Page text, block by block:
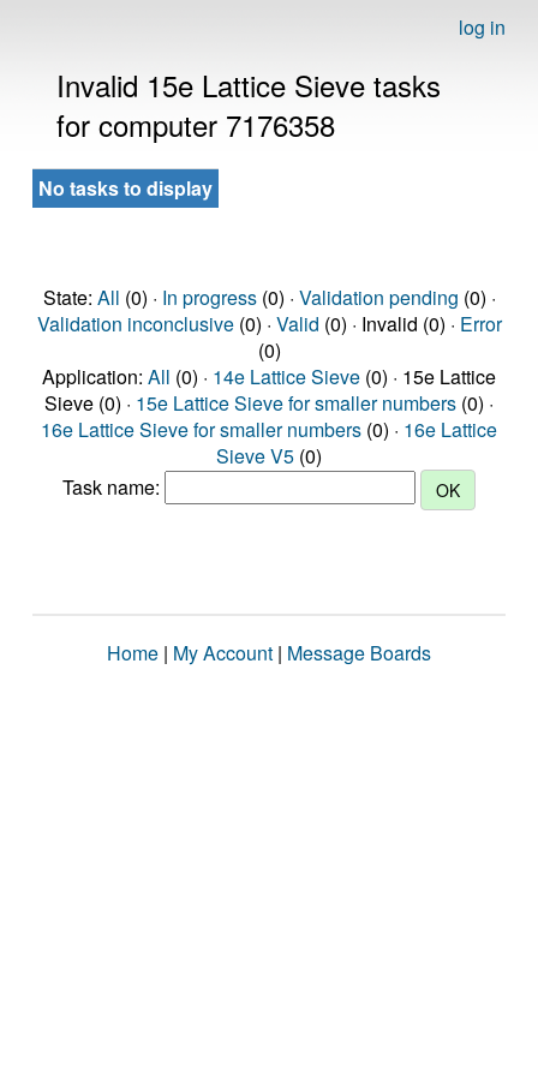
log in
Invalid 15e Lattice Sieve tasks
for computer 7176358
No tasks to display
State: All (0) · In progress(0) · Validation pending (0) ·
Validation inconclusive(0) · Valid (0) · Invalid (0) · Error
(0)
Application: All (0) · 14e Lattice Sieve (0) · 15e Lattice
Sieve (0) · 15e Lattice Sieve for smaller numbers (0) ·
16e Lattice Sieve for smaller numbers (0) · 16e Lattice
Sieve V5 (0)
Task name:
Home | My Account | Message Boards